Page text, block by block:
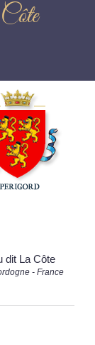
dit La Côte
- France